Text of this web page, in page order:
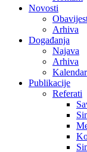
Novosti
Arhiva
Događanja
Najava
Arhiva
Kalendar
Publikacije
Referati